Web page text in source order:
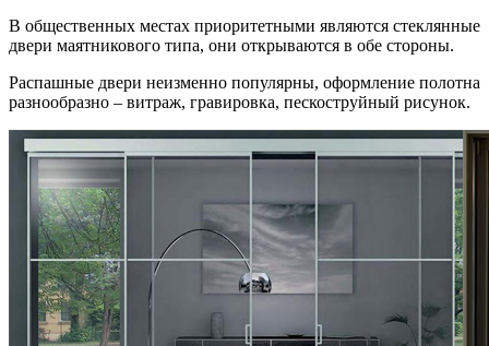
В общественных местах приоритетными являются стеклянные
двери маятникового типа, они открываются в обе стороны.
Распашные двери неизменно популярны, оформление полотна
разнообразно – витраж, гравировка, пескоструйный рисунок.